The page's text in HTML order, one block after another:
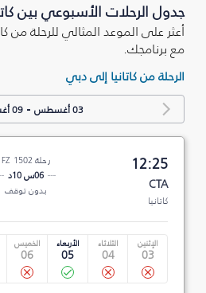
جدول الرحلات الأسبوعي بين
أعثر على الموعد المثالي للرحلة من
مع برنامجك.
الرحلة من كاتانيا إلى دبي
03 أغسطس -09 أغسطس
12:25
CTA
كاتانيا
رحلة FZ 1502
06س 10د
بدون توقف
الإثنين
03
الثلاثاء
04
الأربعاء
05
الخميس
06